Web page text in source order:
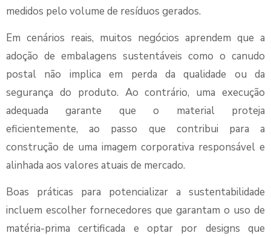
medidos pelo volume de resíduos gerados.
Em cenários reais, muitos negócios aprendem que a
adoção de embalagens sustentáveis como o canudo
postal não implica em perda da qualidade ou da
segurança do produto. Ao contrário, uma execução
adequada garante que o material proteja
eficientemente, ao passo que contribui para a
construção de uma imagem corporativa responsável e
alinhada aos valores atuais de mercado.
Boas práticas para potencializar a sustentabilidade
incluem escolher fornecedores que garantam o uso de
matéria-prima certificada e optar por designs que